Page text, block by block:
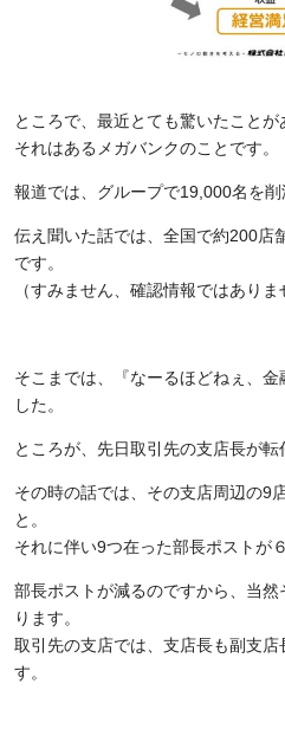
ところで、最近とても驚いたことが
それはあるメガバンクのことです。
報道では、グループで19,000名を削
伝え聞いた話では、全国で約200店
です。
（すみません、確認情報ではありま
そこまでは、『なーるほどねぇ、
した。
ところが、先日取引先の支店長が転
その時の話では、その支店周辺の9
と。
それに伴い9つ在った部長ポストが
部長ポストが減るのですから、当
ります。
取引先の支店では、支店長も副支
す。